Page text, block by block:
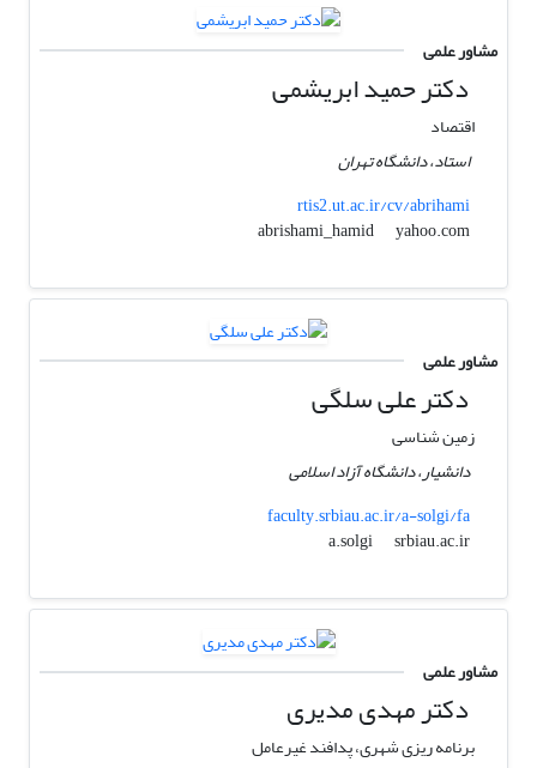
مشاور علمی
دکتر حمید ابریشمی
اقتصاد
استاد، دانشگاه تهران
rtis2.ut.ac.ir/cv/abrihami
abrishami_hamid
yahoo.com
مشاور علمی
دکتر علی سلگی
زمین شناسی
دانشیار، دانشگاه آزاد اسلامی
faculty.srbiau.ac.ir/a-solgi/fa
a.solgi
srbiau.ac.ir
مشاور علمی
دکتر مهدی مدیری
برنامه ریزی شهری، پدافند غیرعامل